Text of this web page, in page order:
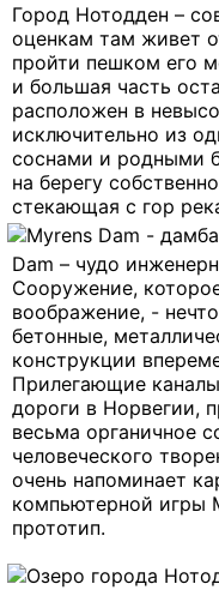
Город Нотодден –
оценкам там живет
пройти пешком его
и большая часть
расположен в
исключительно из
соснами и родными
на берегу
стекающая с гор
Dam – чудо
Сооружение,
воображение, -
бетонные,
конструкции
Прилегающие
дороги в Норвегии,
весьма органичное
человеческого
очень напоминает
компьютерной игры
прототип.